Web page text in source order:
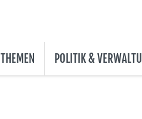
THEMEN POLITIK &